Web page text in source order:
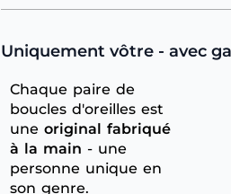
Uniquement vôtre - avec
Chaque paire de
boucles d'oreilles est
une original fabriqué
à la main - une
personne unique en
son genre.